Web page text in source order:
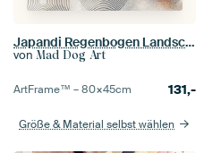
Japandi Regenbogen Landschaft
von Mad Dog Art
ArtFrame™ –80×45cm 131,-
Größe & Material selbst wählen